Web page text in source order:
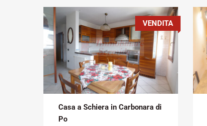
Tipo
contratto:
Vendita
Metratura
Commerciale:
160 m2
VENDITA
Casa a Schiera in Carbonara di
Po